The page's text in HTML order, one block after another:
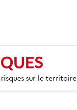
sur le territoire